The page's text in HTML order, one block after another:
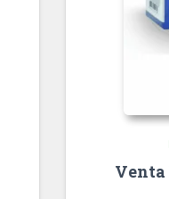
Venta